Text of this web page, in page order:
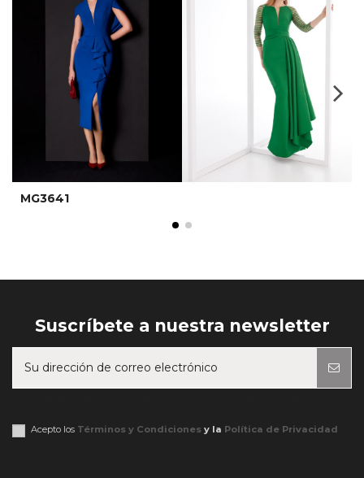
MG3641
Suscríbete a nuestra newsletter
Acepto los Términos y Condiciones y la Política de Privacidad